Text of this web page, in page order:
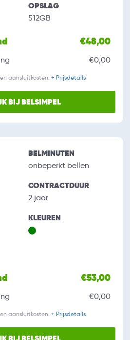
OPSLAG
512GB
€48,00
€0,00
aansluitkosten. + Prijsdetails
BIJ BELSIMPEL
BELMINUTEN
onbeperkt bellen
CONTRACTDUUR
2 jaar
KLEUREN
€53,00
€0,00
aansluitkosten. + Prijsdetails